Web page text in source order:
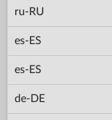
ru-RU
es-ES
es-ES
de-DE